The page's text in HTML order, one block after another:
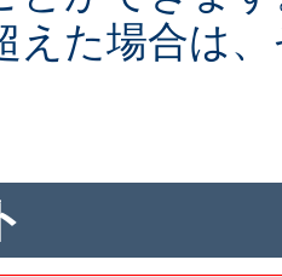
えた場合は